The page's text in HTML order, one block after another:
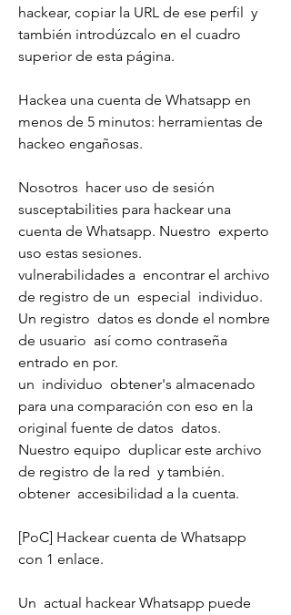
hackear, copiar la URL de ese perfil  y
también introdúzcalo en el cuadro
superior de esta página.
Hackea una cuenta de Whatsapp en
menos de 5 minutos: herramientas de
hackeo engañosas.
Nosotros  hacer uso de sesión
susceptabilities para hackear una
cuenta de Whatsapp. Nuestro  experto
uso estas sesiones.
vulnerabilidades a  encontrar el archivo
de registro de un  especial  individuo.
Un registro  datos es donde el nombre
de usuario  así como contraseña
entrado en por.
un  individuo  obtener's almacenado
para una comparación con eso en la
original fuente de datos  datos.
Nuestro equipo  duplicar este archivo
de registro de la red  y también.
obtener  accesibilidad a la cuenta.
[PoC] Hackear cuenta de Whatsapp
con 1 enlace.
Un  actual hackear Whatsapp puede